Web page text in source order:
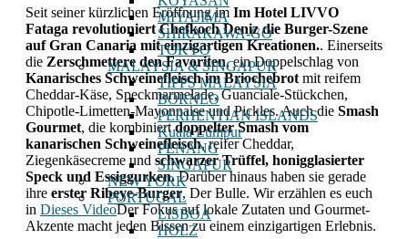
MIYAJIMA
SHIRAKAWA-GO
TOKYO
MALAYSIA & SINGAPUR
TIPPS MALAYSIA
BORNEO
PERHENTIAN ISLANDS
Kuala Lumpur
PENANG
SINGAPUR
NEW YORK
PORTUGAL
LISBOA
HOLZ
Seit seiner kürzlichen Eröffnung im Im Hotel LIVVO
Fataga revolutioniert Chefkoch Deniz die Burger-Szene
auf Gran Canaria mit einzigartigen Kreationen.. Einerseits
die Zerschmettere den Favoriten, ein Doppelschlag von
Kanarisches Schweinefleisch im Briochebrot mit reifem
Cheddar-Käse, Speckmarmelade, Guanciale-Stückchen,
Chipotle-Limetten-Mayonnaise und Pickles. Auch die Smash
Gourmet, die kombiniertdoppelter Smash vom
kanarischen Schweinefleisch, reifer Cheddar,
Ziegenkäsecreme und schwarzer Trüffel, honigglasierter
Speck und Essiggurken.Darüber hinaus haben sie gerade
ihre erster Ribeye-Burger, Der Bulle. Wir erzählen es euch
in Dieses VideoDer Fokus auf lokale Zutaten und Gourmet-
Akzente macht jeden Bissen zu einem einzigartigen Erlebnis.